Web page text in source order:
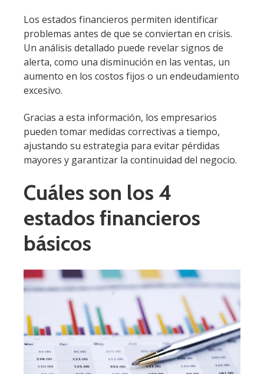
Los estados financieros permiten identificar
problemas antes de que se conviertan en crisis.
Un análisis detallado puede revelar signos de
alerta, como una disminución en las ventas, un
aumento en los costos fijos o un endeudamiento
excesivo.
Gracias a esta información, los empresarios
pueden tomar medidas correctivas a tiempo,
ajustando su estrategia para evitar pérdidas
mayores y garantizar la continuidad del negocio.
Cuáles son los 4
estados financieros
básicos